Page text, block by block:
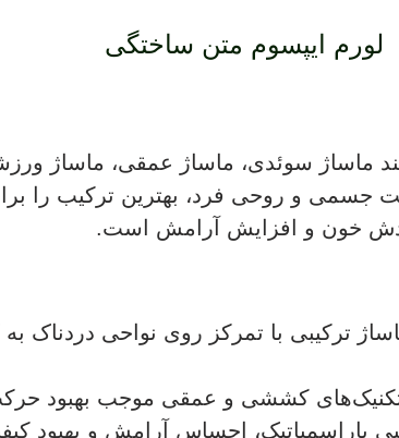
لورم ایپسوم متن ساختگی
ماساژ سوئدی، ماساژ عمقی، ماساژ
جسمی و روحی فرد، بهترین ترکیب را
خون و افزایش آرامش است.
ترکیبی با تمرکز روی نواحی
کششی و عمقی موجب بهبود
احساس آرامش و بهبود